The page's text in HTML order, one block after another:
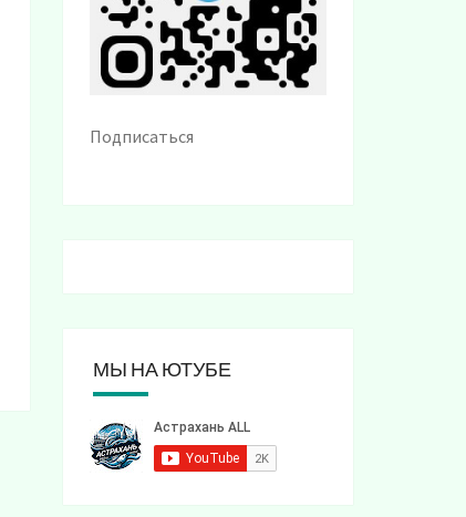
Подписаться
МЫ НА ЮТУБЕ